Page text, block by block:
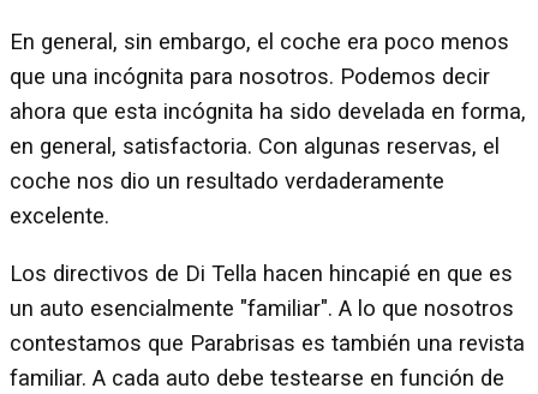
En general, sin embargo, el coche era poco menos
que una incógnita para nosotros. Podemos decir
ahora que esta incógnita ha sido develada en forma,
en general, satisfactoria. Con algunas reservas, el
coche nos dio un resultado verdaderamente
excelente.
Los directivos de Di Tella hacen hincapié en que es
un auto esencialmente "familiar". A lo que nosotros
contestamos que Parabrisas es también una revista
familiar. A cada auto debe testearse en función de